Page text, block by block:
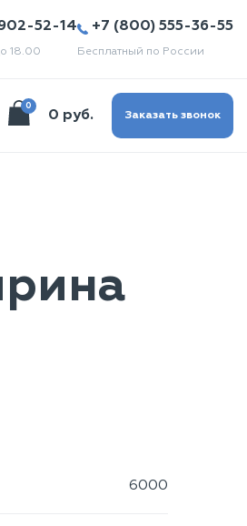
+7 (800) 555-36-55
Бесплатный по России
52-14
18.00
0
0 руб. Заказать звонок
6000